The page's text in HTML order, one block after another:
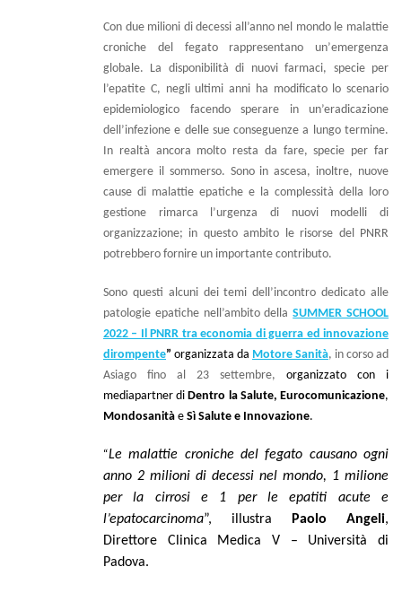
Con due milioni di decessi all’anno nel mondo le malattie
croniche del fegato rappresentano un’emergenza
globale. La disponibilità di nuovi farmaci, specie per
l’epatite C, negli ultimi anni ha modificato lo scenario
epidemiologico facendo sperare in un’eradicazione
dell’infezione e delle sue conseguenze a lungo termine.
In realtà ancora molto resta da fare, specie per far
emergere il sommerso. Sono in ascesa, inoltre, nuove
cause di malattie epatiche e la complessità della loro
gestione rimarca l’urgenza di nuovi modelli di
organizzazione; in questo ambito le risorse del PNRR
potrebbero fornire un importante contributo.
Sono questi alcuni dei temi dell’incontro dedicato alle
patologie epatiche nell’ambito dellaSUMMER SCHOOL
2022 – Il PNRR tra economia di guerra ed innovazione
dirompente” organizzata da Motore Sanità, in corso ad
Asiago fino al 23 settembre, organizzato con i
mediapartner di Dentro la Salute, Eurocomunicazione,
Mondosanità e Sì Salute e Innovazione.
“Le malattie croniche del fegato causano ogni
anno 2 milioni di decessi nel mondo, 1 milione
per la cirrosi e 1 per le epatiti acute e
l’epatocarcinoma”, illustra Paolo Angeli,
Direttore Clinica Medica V – Università di
Padova.